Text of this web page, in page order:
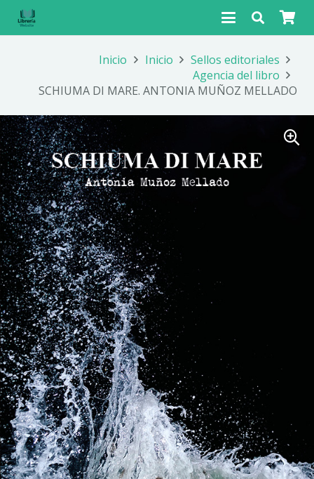
Inicio Inicio
Sellos editoriales
Agencia del libro
SCHIUMA DI MARE. ANTONIA MUÑOZ MELLADO